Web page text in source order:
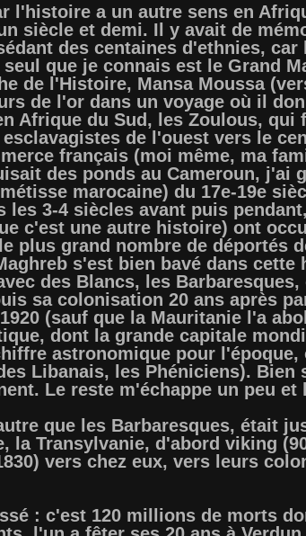
l'histoire a un autre sens en
siècle et demi. Il y avait de
des centaines d'ethnies,
que je connais est le Grand
de l'Histoire, Mansa Moussa
de l'or dans un voyage où il
Afrique du Sud, les Zoulous, qui
de l'ouest vers le
français (moi même, ma
des ponds au Cameroun, j'ai
marocaine) du 17e-19e
3-4 siècles avant puis
c'est une autre histoire) ont
plus grand nombre de déportés
s'est bien bavé dans cette
des Blancs, les
sa colonisation 20 ans après
(sauf que la Mauritanie l'a
dont la grande capitale
astronomique pour l'époque,
Libanais, les Phéniciens). Bien
Le reste m'échappe un peu et
que les Barbaresques, était
la Transylvanie, d'abord viking
vers chez eux, vers leurs
: c'est 120 millions de morts